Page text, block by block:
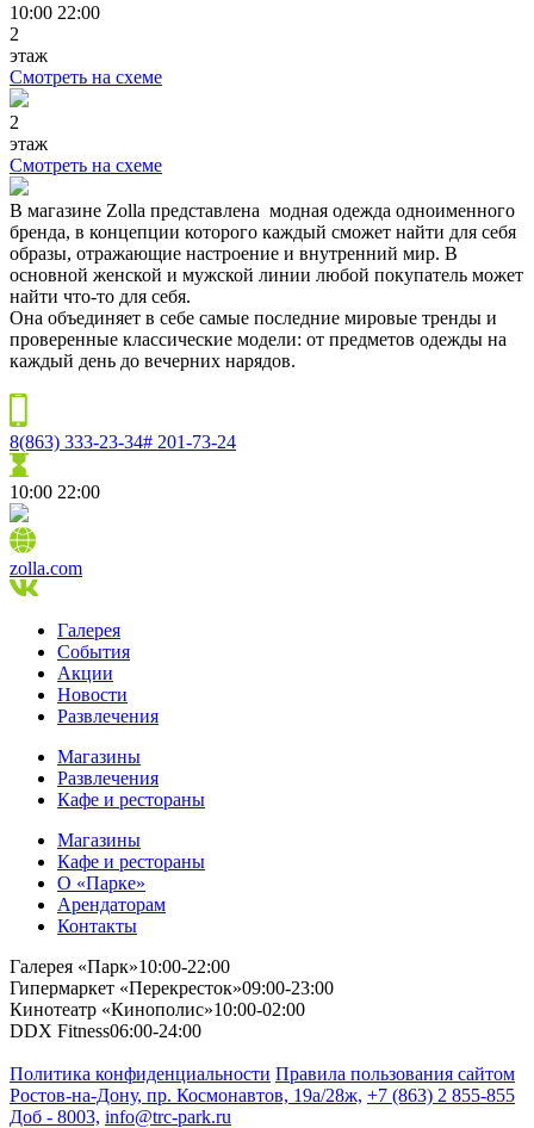
10:00 22:00
2
этаж
Смотреть на схеме
2
этаж
Смотреть на схеме
В магазине Zolla представлена модная одежда одноименного
бренда, в концепции которого каждый сможет найти для себя
образы, отражающие настроение и внутренний мир. В
основной женской и мужской линии любой покупатель может
найти что-то для себя.
Она объединяет в себе самые последние мировые тренды и
проверенные классические модели: от предметов одежды на
каждый день до вечерних нарядов.
8(863) 333-23-34# 201-73-24
10:00 22:00
zolla.com
Галерея
События
Акции
Новости
Развлечения
Магазины
Развлечения
Кафе и рестораны
Магазины
Кафе и рестораны
О «Парке»
Арендаторам
Контакты
Галерея «Парк»10:00-22:00
Гипермаркет «Перекресток»09:00-23:00
Кинотеатр «Кинополис»10:00-02:00
DDX Fitness06:00-24:00
Политика конфиденциальности Правила пользования сайтом
Ростов-на-Дону, пр. Космонавтов, 19а/28ж, +7 (863) 2 855-855
Доб - 8003, info@trc-park.ru